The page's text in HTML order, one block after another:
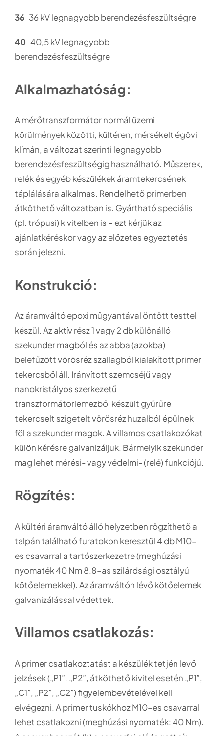
36 36 kV legnagyobb berendezésfeszültségre
40 40,5 kV legnagyobb
berendezésfeszültségre
Alkalmazhatóság:
A mérőtranszformátor normál üzemi
körülmények közötti, kültéren, mérsékelt égövi
klímán, a változat szerinti legnagyobb
berendezésfeszültségig használható. Műszerek,
relék és egyéb készülékek áramtekercsének
táplálására alkalmas. Rendelhető primerben
átköthető változatban is. Gyártható speciális
(pl. trópusi) kivitelben is – ezt kérjük az
ajánlatkéréskor vagy az előzetes egyeztetés
során jelezni.
Konstrukció:
Az áramváltó epoxi műgyantával öntött testtel
készül. Az aktív rész 1 vagy 2 db különálló
szekunder magból és az abba (azokba)
belefűzött vörösréz szallagból kialakított primer
tekercsből áll. Irányított szemcséjű vagy
nanokristályos szerkezetű
transzformátorlemezből készült gyűrűre
tekercselt szigetelt vörösréz huzalból épülnek
föl a szekunder magok. A villamos csatlakozókat
külön kérésre galvanizáljuk. Bármelyik szekunder
mag lehet mérési- vagy védelmi- (relé) funkciójú.
Rögzítés:
A kültéri áramváltó álló helyzetben rögzíthető a
talpán található furatokon keresztül 4 db M10-
es csavarral a tartószerkezetre (meghúzási
nyomaték 40 Nm 8.8-as szilárdsági osztályú
kötőelemekkel). Az áramváltón lévő kötőelemek
galvanizálással védettek.
Villamos csatlakozás:
A primer csatlakoztatást a készülék tetjén levő
jelzések („P1”, „P2”, átköthető kivitel esetén „P1”,
„C1”, „P2”, „C2”) figyelembevételével kell
elvégezni. A primer tuskókhoz M10-es csavarral
lehet csatlakozni (meghúzási nyomaték: 40 Nm).